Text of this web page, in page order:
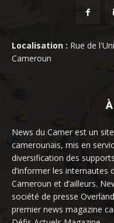
Localisation : Rue de
Cameroun
News du Camer est un
camerounais, mis en
diversification des
d’informer les internautes
Cameroun et d’ailleurs.
société de presse
premier news magazine